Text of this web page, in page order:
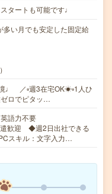
タートも可能です♩
い月でも安定した固定給
♩ ／▫︎週3在宅OK☀▫1人ひ
ゼロでピタッ…
語力不要
歓迎 ◆週2日出社できる
スキル：文字入力…